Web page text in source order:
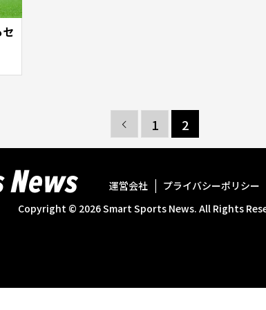
 1 2
運営会社 プライバシーポリシー
Copyright © 2026Smart Sports News. All Rights